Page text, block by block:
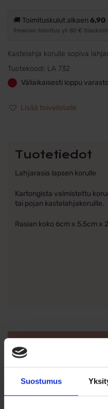
Suostumus
🚚 Toimituskulut alkaen6,90
Ilmainen toimitus yli 80 €
Kastelahja korulle sopiva
Tuotekoodi: LA 732
Väliaikaisesti loppu
Lisää toivelistalle
Tuotetiedot
Lahjarasia lapsen korulle
Kartongista valmistettu
tai pojan kastelahjakoruille.
Rasian koko 6cm x 5,5cm x
Ohjeita
koon